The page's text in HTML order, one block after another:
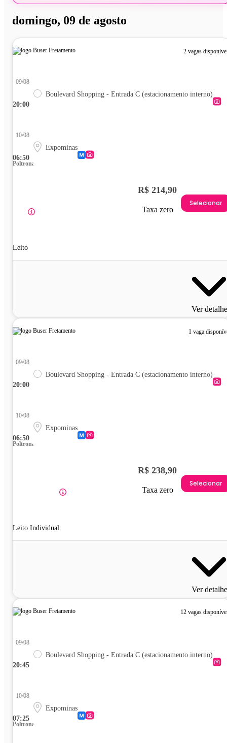
domingo, 09 de agosto
2 vagas
20:00
09/08
Boulevard Shopping - Entrada C (estacionamento interno)
06:50
10/08
Expominas
Poltrona
Leito
R$ 214,90
Taxa zero
Selecionar
Ver
1 vaga
20:00
09/08
Boulevard Shopping - Entrada C (estacionamento interno)
06:50
10/08
Expominas
Poltrona
Leito Individual
R$ 238,90
Taxa zero
Selecionar
Ver
12 vagas
20:45
09/08
Boulevard Shopping - Entrada C (estacionamento interno)
07:25
10/08
Expominas
Poltrona